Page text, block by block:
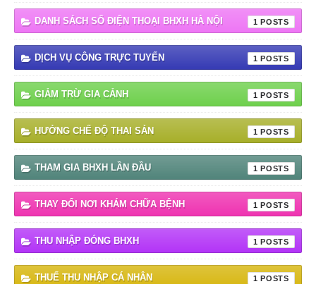
DANH SÁCH SỐ ĐIỆN THOẠI BHXH HÀ NỘI 1
DỊCH VỤ CÔNG TRỰC TUYẾN 1
GIẢM TRỪ GIA CẢNH 1
HƯỞNG CHẾ ĐỘ THAI SẢN 1
THAM GIA BHXH LẦN ĐẦU 1
THAY ĐỔI NƠI KHÁM CHỮA BỆNH 1
THU NHẬP ĐÓNG BHXH 1
THUẾ THU NHẬP CÁ NHÂN 1